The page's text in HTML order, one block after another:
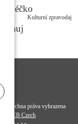
Kulturní zpravodaj
- všechna práva vyhrazena
WEB Czech